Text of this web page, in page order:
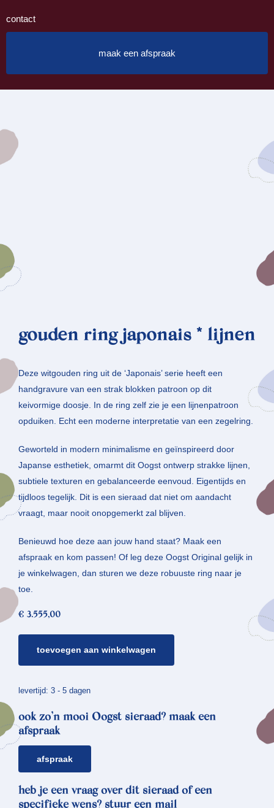
contact
maak een afspraak
gouden ring japonais * lijnen
Deze witgouden ring uit de ‘Japonais’ serie heeft een
handgravure van een strak blokken patroon op dit
keivormige doosje. In de ring zelf zie je een lijnenpatroon
opduiken. Echt een moderne interpretatie van een zegelring.
Geworteld in modern minimalisme en geïnspireerd door
Japanse esthetiek, omarmt dit Oogst ontwerp strakke lijnen,
subtiele texturen en gebalanceerde eenvoud. Eigentijds en
tijdloos tegelijk. Dit is een sieraad dat niet om aandacht
vraagt, maar nooit onopgemerkt zal blijven.
Benieuwd hoe deze aan jouw hand staat? Maak een
afspraak en kom passen! Of leg deze Oogst Original gelijk in
je winkelwagen, dan sturen we deze robuuste ring naar je
toe.
€ 3.555,00
*
aantal
toevoegen aan winkelwagen
levertijd: 3 - 5 dagen
ook zo’n mooi Oogst sieraad? maak een
afspraak
afspraak
heb je een vraag over dit sieraad of een
specifieke wens? stuur een mail